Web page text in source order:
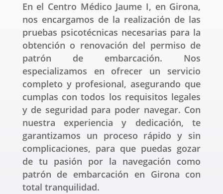
En el Centro Médico Jaume I, en Girona,
nos encargamos de la realización de las
pruebas psicotécnicas necesarias para la
obtención o renovación del permiso de
patrón de embarcación. Nos
especializamos en ofrecer un servicio
completo y profesional, asegurando que
cumplas con todos los requisitos legales
y de seguridad para poder navegar. Con
nuestra experiencia y dedicación, te
garantizamos un proceso rápido y sin
complicaciones, para que puedas gozar
de tu pasión por la navegación como
patrón de embarcación en Girona con
total tranquilidad.